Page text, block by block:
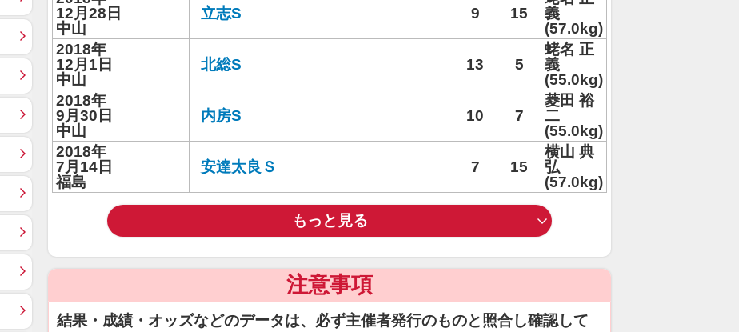
12月28日
中山
立志S 9 15
義
(57.0kg)
2018年
12月1日
中山
北総S 13 5
蛯名 正
義
(55.0kg)
2018年
9月30日
中山
内房S 10 7
菱田 裕
二
(55.0kg)
2018年
7月14日
福島
安達太良Ｓ 7 15
横山 典
弘
(57.0kg)
もっと見る
注意事項
結果・成績・オッズなどのデータは、必ず主催者発行のものと照合し確認して